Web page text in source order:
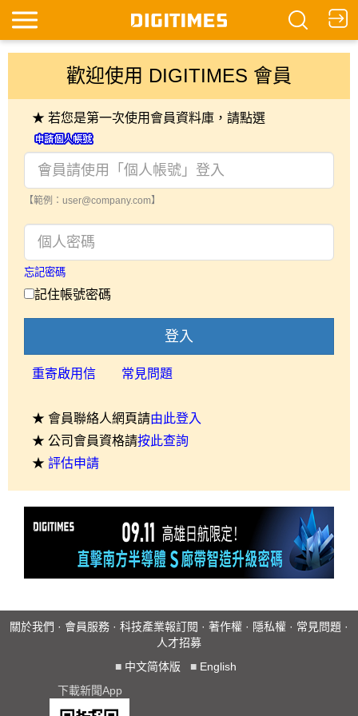
歡迎使用 DIGITIMES 會員
★ 若您是第一次使用會員資料庫，請點選
【範例：user@company.com】
忘記密碼
記住帳號密碼
登入
重寄啟用信 常見問題
★ 會員聯絡人網頁請由此登入
★ 公司會員資格請按此查詢
★ 評估申請
關於我們 · 會員服務 · 科技產業報訂閱 · 著作權 · 隱私權 · 常見問題 ·
人才招募
■ 中文简体版 ■ English
下載新聞App